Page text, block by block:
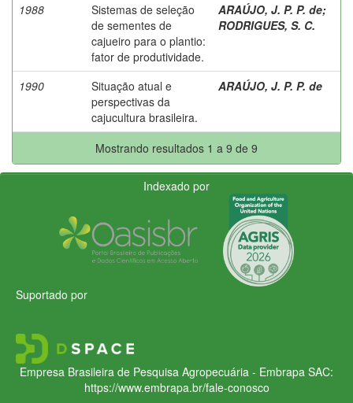
1988
Sistemas de seleção
de sementes de
cajueiro para o plantio:
fator de produtividade.
ARAÚJO, J. P. P. de;
RODRIGUES, S. C.
1990
Situação atual e
perspectivas da
cajucultura brasileira.
ARAÚJO, J. P. P. de
Mostrando resultados 1 a 9 de 9
Indexado por
Suportado por
Empresa Brasileira de Pesquisa Agropecuária - Embrapa SAC:
https://www.embrapa.br/fale-conosco